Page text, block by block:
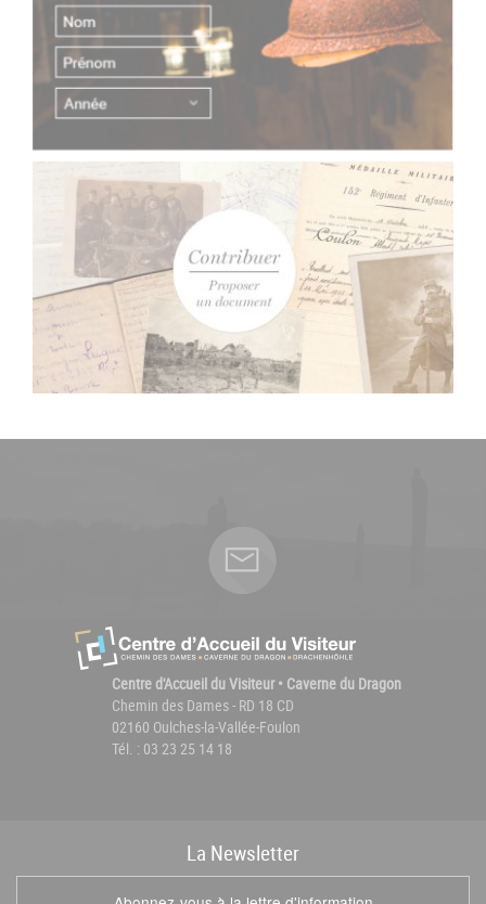
Centre d'Accueil du Visiteur • Caverne du Dragon
Chemin des Dames - RD 18 CD
02160 Oulches-la-Vallée-Foulon
Tél. : 03 23 25 14 18
La Newsletter